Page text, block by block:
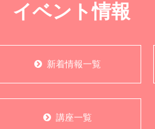
イベント情報
新着情報一覧
講座一覧